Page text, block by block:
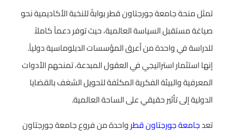
تمثل منحة جامعة جورجتاون قطر بوابةً للنخبة الأكاديمية نحو
صياغة مستقبل السياسة العالمية، حيث توفر دعماً كاملاً
للدراسة في واحدة من أعرق المؤسسات الدبلوماسية دولياً.
إنها استثمار استراتيجي في العقول المبدعة، تمنحهم الأدوات
المعرفية والبيئة الفكرية المكثفة لتحويل الشغف بالقضايا
الدولية إلى تأثير حقيقي على الساحة العالمية.
تعدجامعة جورجتاون قطرواحدة من فروع جامعة جورجتاون